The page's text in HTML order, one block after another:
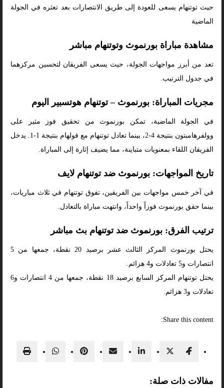
حيث توتنهام يسعى للعودة إلى طريق الانتصارات بعد تعثره في الجولة
الماضية
مشاهدة مباراة بورنموث وتوتنهام مباشر
تعد من أبرز مواجهات الجولة، حيث يسعى الفريقان لتحسين مركزهما
في جدول الترتيب.
مجريات المباراة: بورنموث – توتنهام هوتسبير اليوم
في الجولة الماضية، تمكن بورنموث من تحقيق فوز مثير على
وولفرهامبتون بنتيجة 4-2، بينما تعادل توتنهام مع فولهام بنتيجة 1-1. يدخل
الفريقان اللقاء بمعنويات متباينة، مما يضيف إثارة إلى المباراة.
تاريخ المواجهات: بورنموث ضد توتنهام لايف
في آخر خمس مواجهات بين الفريقين، تفوق توتنهام في ثلاث مباريات،
بينما حقق بورنموث فوزاً واحداً، وانتهت مباراة بالتعادل.
ترتيب الفرق: بورنموث ضد توتنهام بث مباشر
يحتل بورنموث المركز الثالث عشر برصيد 20 نقطة، جمعها من 5
انتصارات و5 تعادلات و4 هزائم.
يحتل توتنهام المركز السابع برصيد 18 نقطة، جمعها من 4 انتصارات و6
تعادلات و3 هزائم.
Share this content:
مفالات ذات صلة: